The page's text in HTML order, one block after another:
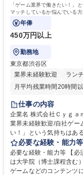
「ゲーム業界で働きたい！」
マッチしているか悩んでいる方
年俸
450万円以上
勤務地
東京都渋谷区
業界未経験歓迎
ラン
月平均残業時間20時間
住宅手当あり
交通費支給
土日祝休
食事補助あり
仕事の内容
企業名 株式会社Ｃｙｇａｍｅｓ 求人名 【第二新卒オープン
業界未経験歓迎/自社ゲーム/WEB面接 仕事の内容
い！」という気持ちはあ
しているか悩んでいる方が対象となりま
アナリストなど）、技術
ど）、デザイン職（デザ
ご希望と適正にマッチし
必要な経験・能力等
必要な経験・能力等 【
は大学院（博士課程含む
ゲームなどのコンテンツに親